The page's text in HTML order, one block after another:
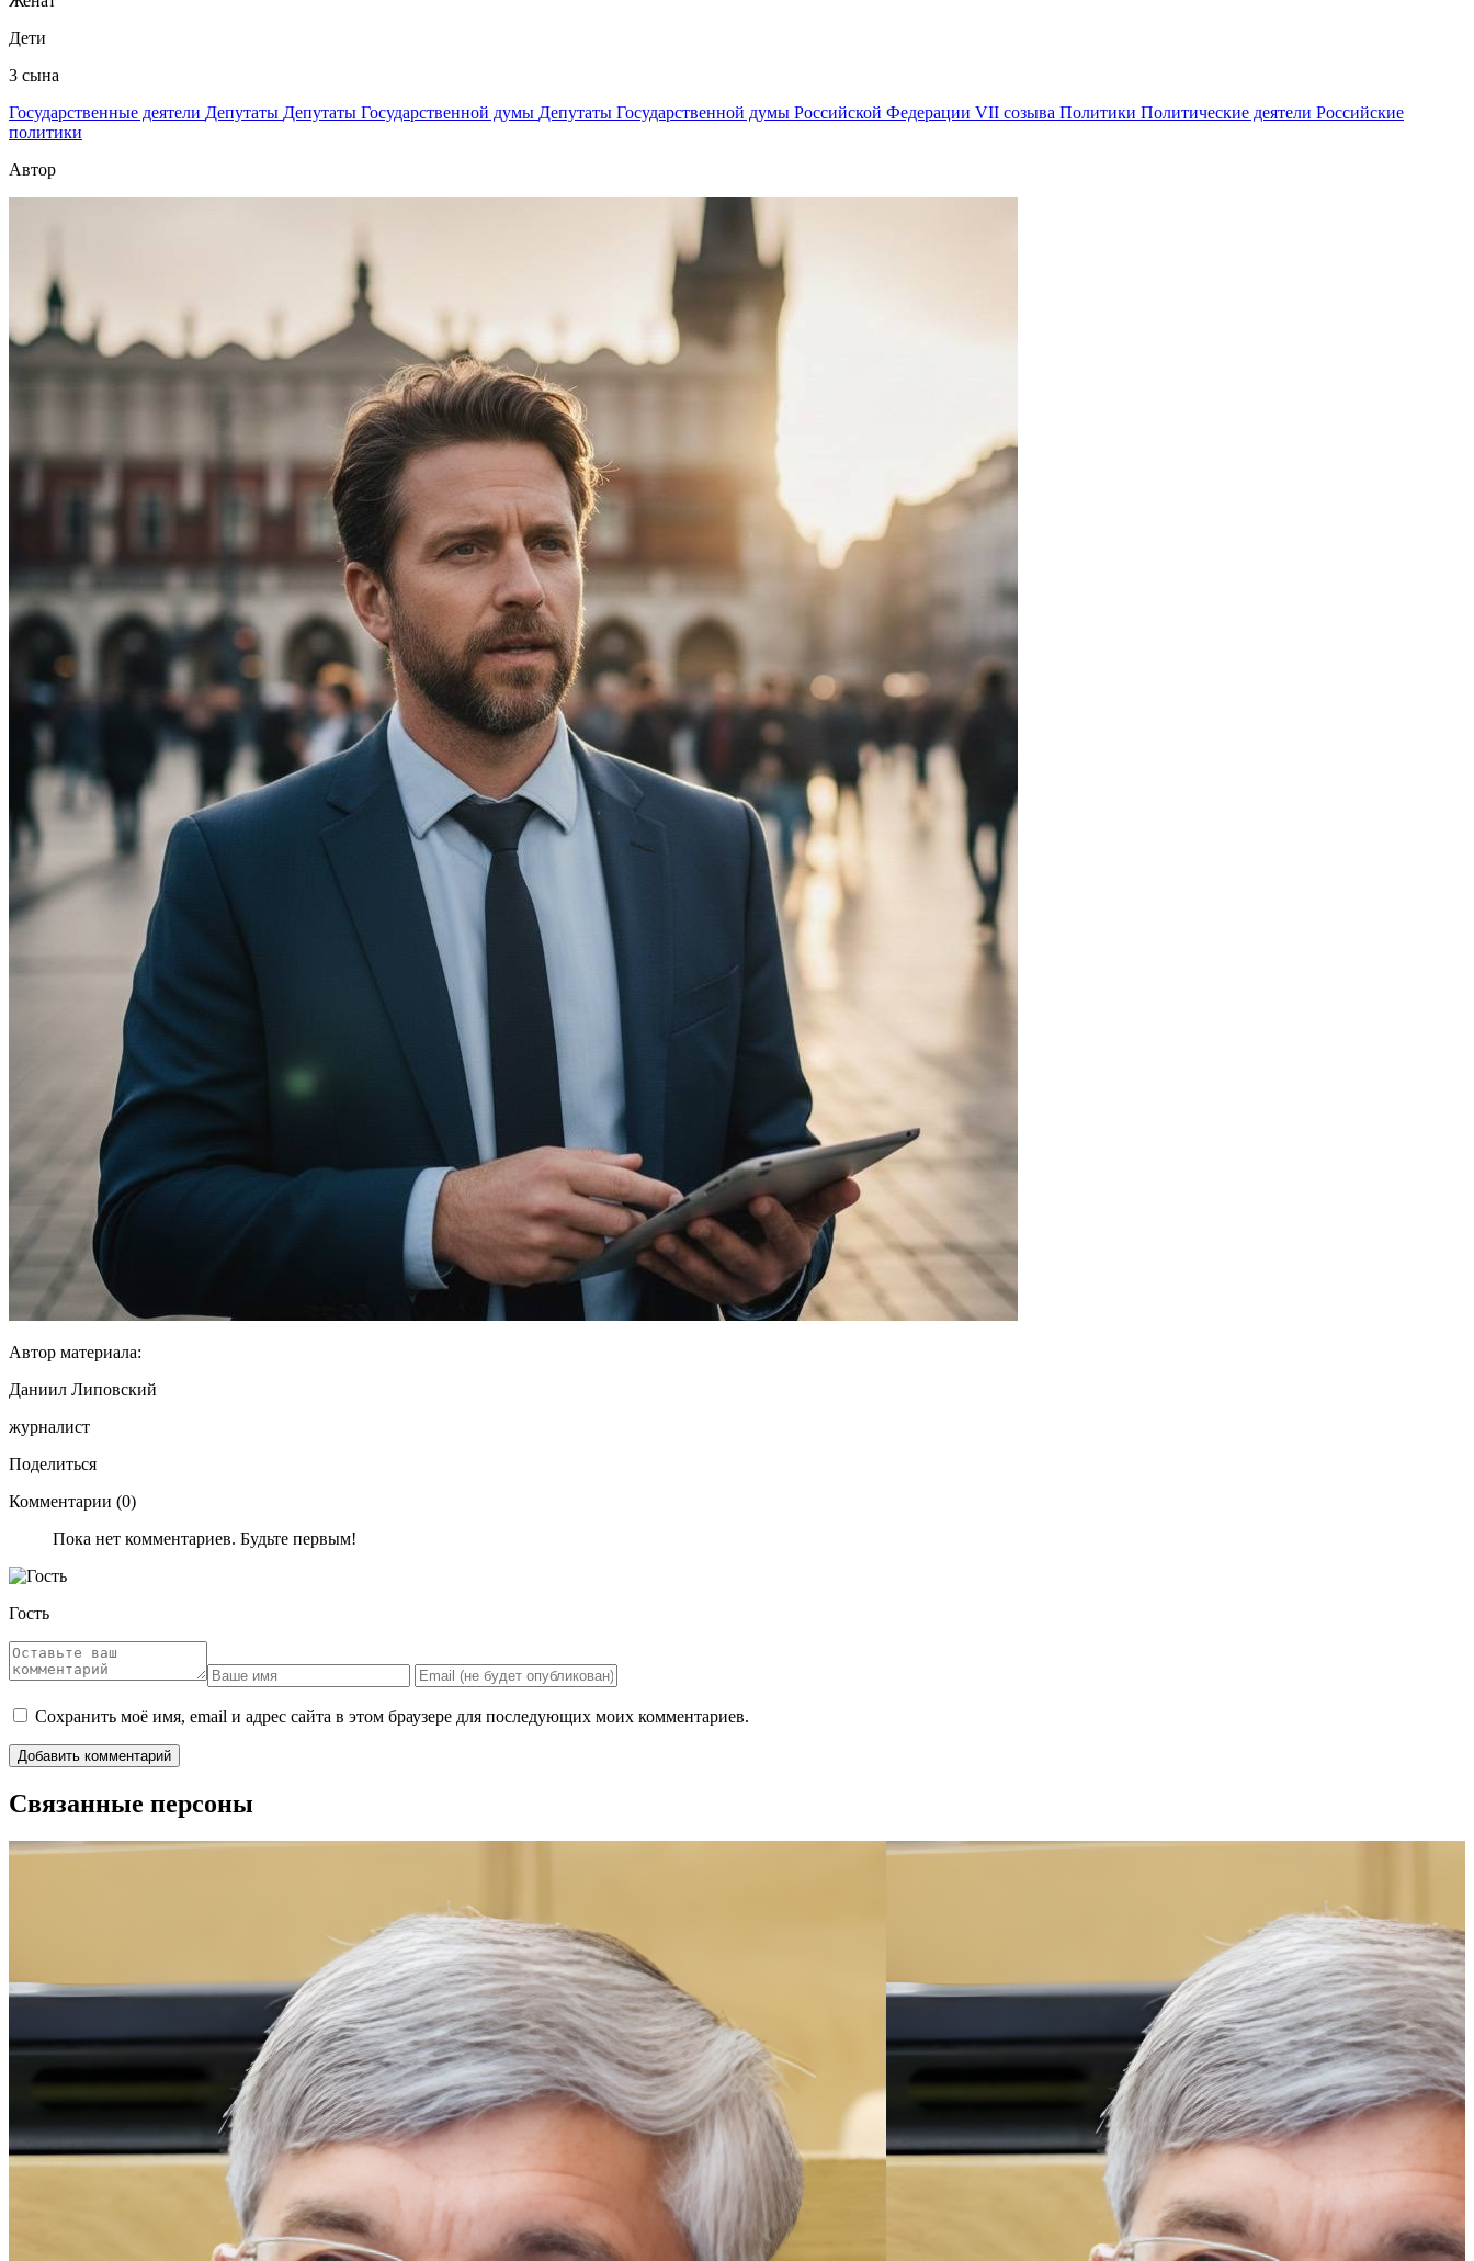
Дети
3 сына
Государственные деятели Депутаты Депутаты Государственной думы Депутаты Государственной думы Российской Федерации VII созыва Политики Политические деятели Российские
политики
Автор
Автор материала:
Даниил Липовский
журналист
Поделиться
Комментарии (0)
Пока нет комментариев. Будьте первым!
Гость
Сохранить моё имя, email и адрес сайта в этом браузере для последующих моих комментариев.
Связанные персоны